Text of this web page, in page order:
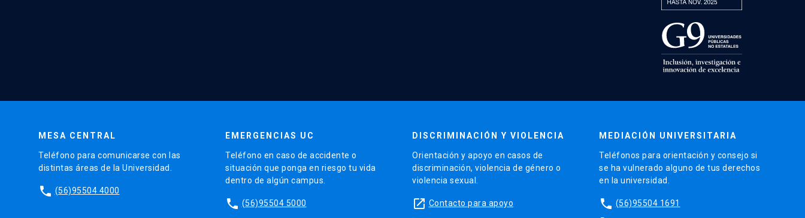
MESA CENTRAL
Teléfono para comunicarse con las
distintas áreas de la Universidad.
phone (56)95504 4000
EMERGENCIAS UC
Teléfono en caso de accidente o
situación que ponga en riesgo tu vida
dentro de algún campus.
phone (56)95504 5000
DISCRIMINACIÓN Y VIOLENCIA
Orientación y apoyo en casos de
discriminación, violencia de género o
violencia sexual.
launch Contacto para apoyo
MEDIACIÓN UNIVERSITARIA
Teléfonos para orientación y consejo si
se ha vulnerado alguno de tus derechos
en la universidad.
phone (56)95504 1691